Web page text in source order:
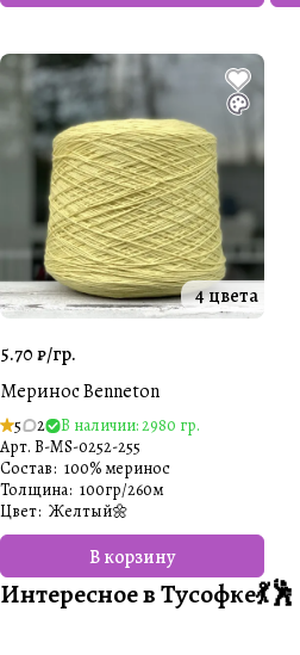
4 цвета
5.70 ₽/гр.
Меринос Benneton
5 2
В наличии: 2980 гр.
Арт. B-MS-0252-255
В корзину
Состав: 100% меринос
Толщина: 100гр/260м
Цвет: Желтый🌼
Интересное в Тусофке💃🕺